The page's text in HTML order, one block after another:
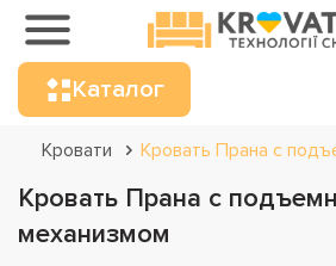
Каталог
Кровати Кровать Прана с
Кровать Прана с
механизмом